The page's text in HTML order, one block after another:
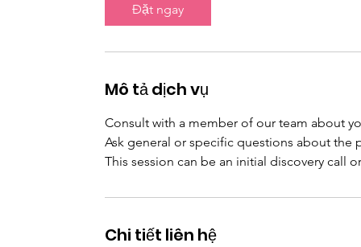
ú
Đặt ngay
Mô tả dịch vụ
Consult with a member of our team about
Ask general or specific questions about the
This session can be an initial discovery call
Chi tiết liên hệ